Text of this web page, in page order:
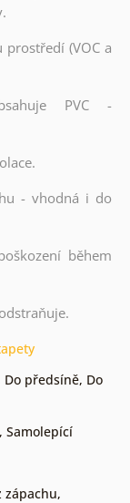
(VOC a
PVC -
- vhodná i do
během
Do předsíně, Do
Samolepící
zápachu,